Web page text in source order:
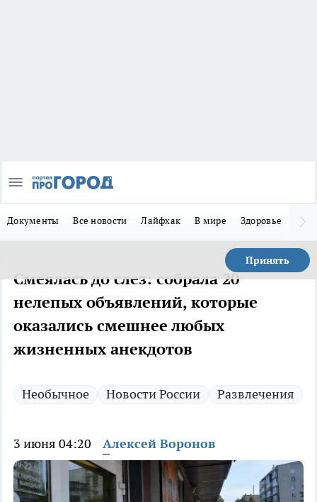
Документы Все новости Лайфхак В мире Здоровье
Принять
Смеялась до слез: собрала 20
нелепых объявлений, которые
оказались смешнее любых
жизненных анекдотов
Необычное Новости России Развлечения
3 июня 04:20 Алексей Воронов